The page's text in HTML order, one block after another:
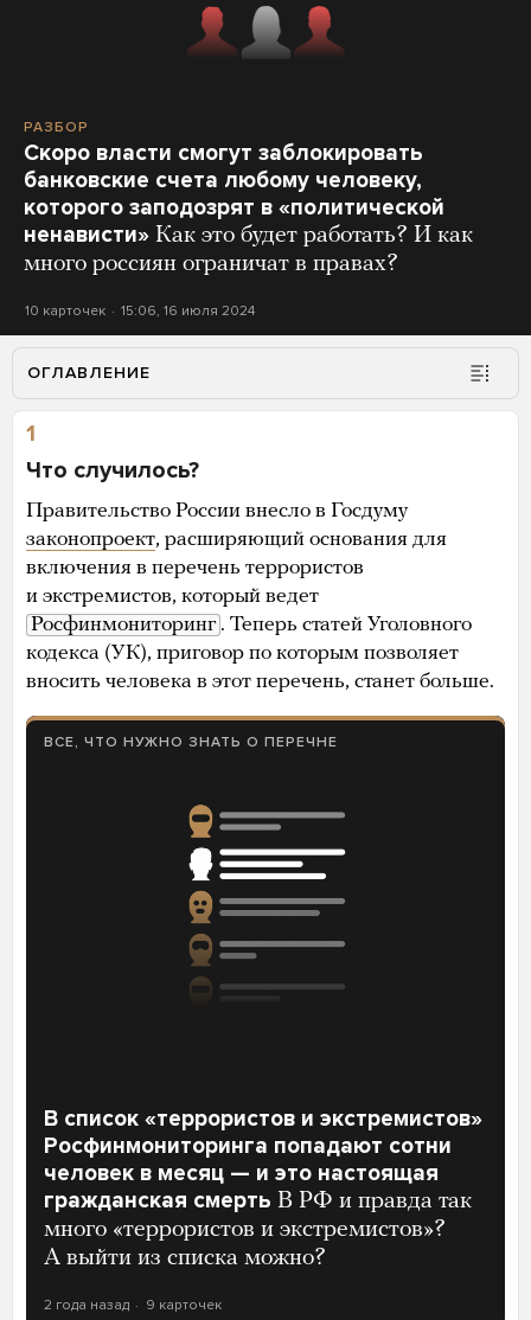
РАЗБОР
Скоро власти смогут заблокировать
банковские счета любому человеку,
которого заподозрят в «политической
ненависти» Как это будет работать? И как
много россиян ограничат в правах?
10 карточек 15:06, 16 июля 2024
ОГЛАВЛЕНИЕ
1
Что случилось?
Правительство России внесло в Госдуму
законопроект, расширяющий основания для
включения в перечень террористов
и экстремистов, который ведет
Росфинмониторинг . Теперь статей Уголовного
кодекса (УК), приговор по которым позволяет
вносить человека в этот перечень, станет больше.
ВСЕ, ЧТО НУЖНО ЗНАТЬ О ПЕРЕЧНЕ
В список «террористов и экстремистов»
Росфинмониторинга попадают сотни
человек в месяц — и это настоящая
гражданская смерть В РФ и правда так
много «террористов и экстремистов»?
А выйти из списка можно?
2 года назад 9 карточек